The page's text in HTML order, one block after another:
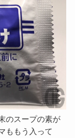
のスープの素が
ももう入って